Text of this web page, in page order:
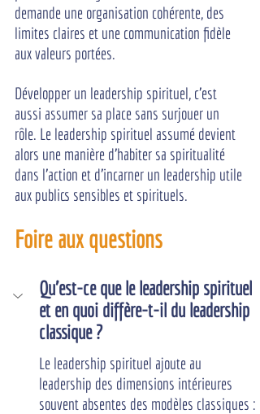
demande une organisation cohérente, des
limites claires et une communication fidèle
aux valeurs portées.
Développer un leadership spirituel, c'est
aussi assumer sa place sans surjouer un
rôle. Le leadership spirituel assumé devient
alors une manière d'habiter sa spiritualité
dans l'action et d'incarner un leadership utile
aux publics sensibles et spirituels.
Foire aux questions
Qu'est-ce que le leadership spirituel
et en quoi diffère-t-il du leadership
classique ?
Le leadership spirituel ajoute au
leadership des dimensions intérieures
souvent absentes des modèles classiques :